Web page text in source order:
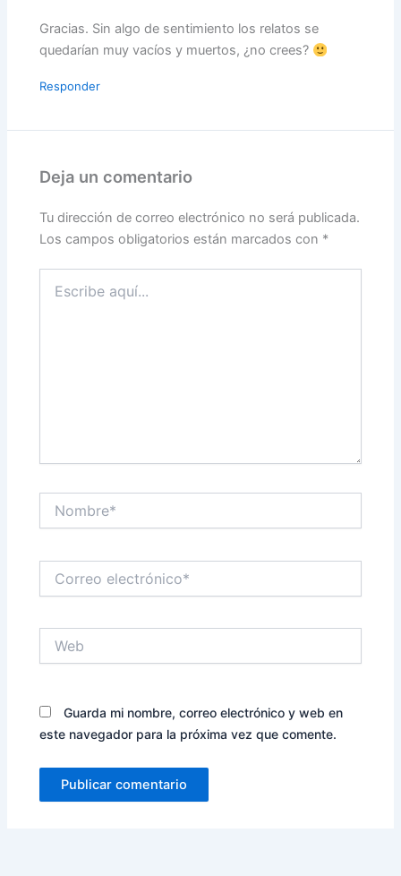
Gracias. Sin algo de sentimiento los relatos se
quedarían muy vacíos y muertos, ¿no crees?
Responder
Deja un comentario
Tu dirección de correo electrónico no será publicada.
Los campos obligatorios están marcados con *
aquí...
electrónico*
Guarda mi nombre, correo electrónico y web en
este navegador para la próxima vez que comente.